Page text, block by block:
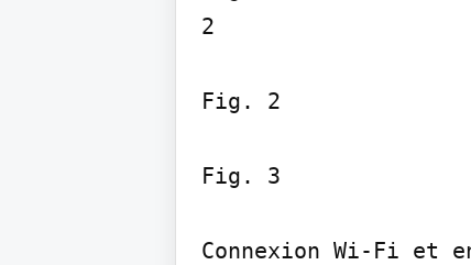
2
Fig. 2
Fig. 3
Connexion Wi-Fi et